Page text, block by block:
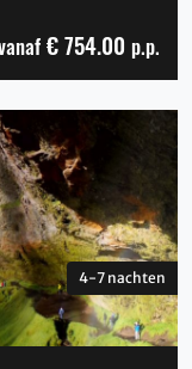
€ 754.00 p.p.
4-7 nachten